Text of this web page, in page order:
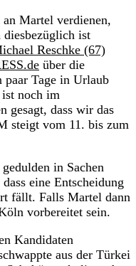
Martel verdienen,
ist
Reschke (67)
über die
paar Tage in Urlaub
noch im
gesagt, dass wir das
steigt vom 11. bis zum
in Sachen
eine Entscheidung
fällt. Falls Martel dann
vorbereitet sein.
Kandidaten
aus der Türkei